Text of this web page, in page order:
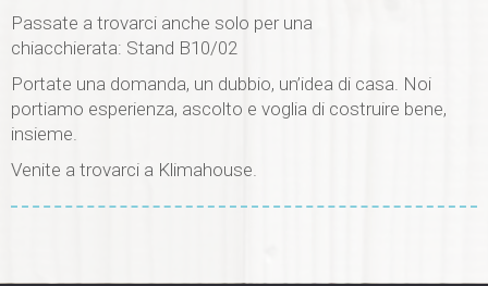
Passate a trovarci anche solo per una
chiacchierata: Stand B10/02
Portate una domanda, un dubbio, un’idea di casa. Noi
portiamo esperienza, ascolto e voglia di costruire bene,
insieme.
Venite a trovarci a Klimahouse.
scompariranno
Marketing
nostro sito,